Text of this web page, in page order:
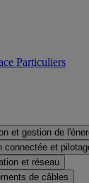
Particuliers
et gestion de
connectée et
et réseau
de câbles